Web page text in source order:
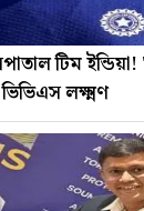
টিম
লক্ষ্মণ